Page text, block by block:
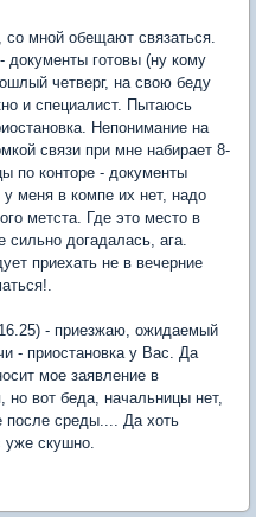
мной обещают связаться.
документы готовы (ну кому
четверг, на свою беду
и специалист. Пытаюсь
Непонимание на
связи при мне набирает 8-
по конторе - документы
меня в компе их нет, надо
метста. Где это место в
сильно догадалась, ага.
приехать не в вечерние
- приезжаю, ожидаемый
- приостановка у Вас. Да
мое заявление в
но вот беда, начальницы нет,
после среды.... Да хоть
уже скушно.